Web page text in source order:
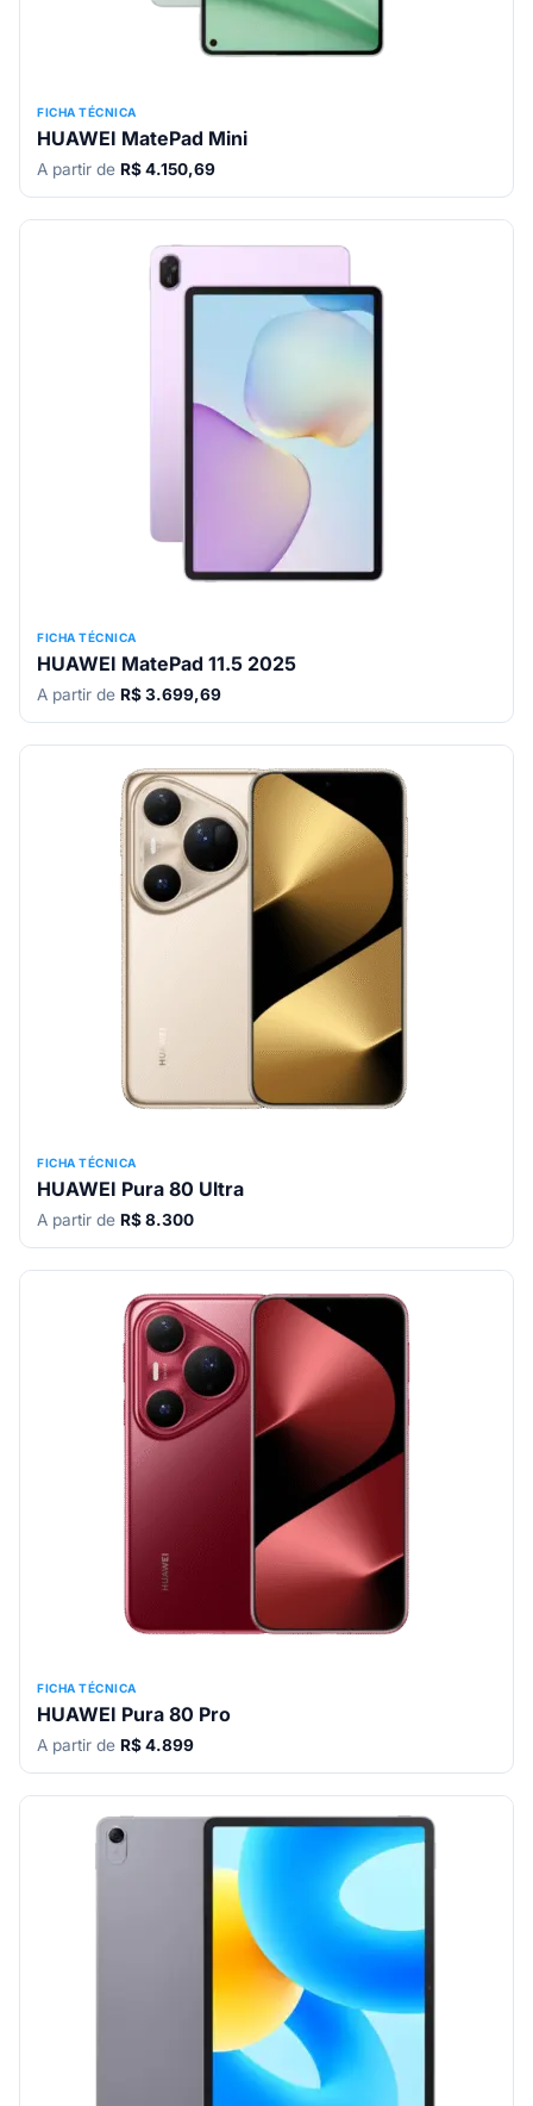
FICHA TÉCNICA
HUAWEI MatePad Mini
A partir de R$ 4.150,69
FICHA TÉCNICA
HUAWEI MatePad 11.5 2025
A partir de R$ 3.699,69
FICHA TÉCNICA
HUAWEI Pura 80 Ultra
A partir de R$ 8.300
FICHA TÉCNICA
HUAWEI Pura 80 Pro
A partir de R$ 4.899